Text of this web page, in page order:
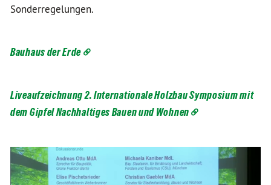
Sonderregelungen.
Bauhaus der Erde
Liveaufzeichnung 2. Internationale Holzbau Symposium mit
dem Gipfel Nachhaltiges Bauen und Wohnen